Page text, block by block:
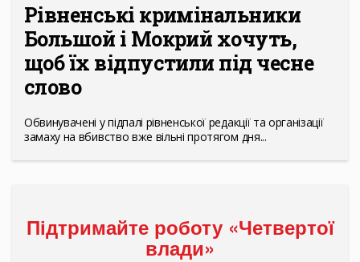
Рівненські кримінальники
Большой і Мокрий хочуть,
щоб їх відпустили під чесне
слово
Обвинувачені у підпалі рівненської редакції та організації
замаху на вбивство вже вільні протягом дня...
Підтримайте роботу «Четвертої
влади»